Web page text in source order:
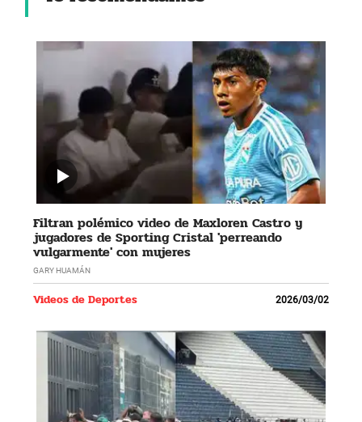
Filtran polémico video de Maxloren Castro y
jugadores de Sporting Cristal 'perreando
vulgarmente' con mujeres
GARY HUAMÁN
Videos de Deportes 2026/03/02